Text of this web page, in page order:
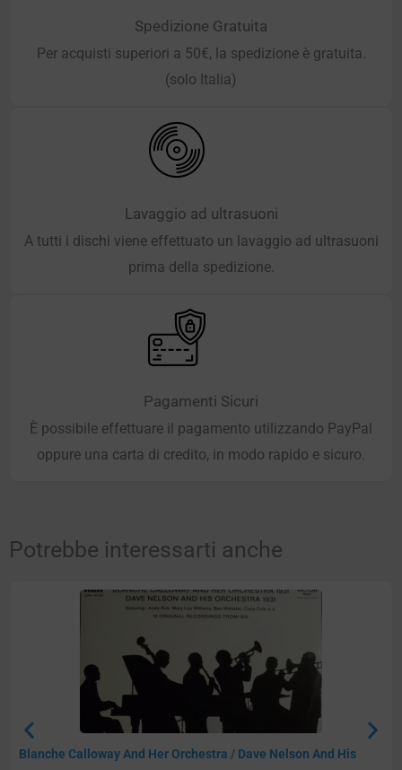
Spedizione Gratuita
Per acquisti superiori a 50€, la spedizione è gratuita.
(solo Italia)
Lavaggio ad ultrasuoni
A tutti i dischi viene effettuato un lavaggio ad ultrasuoni
prima della spedizione.
Pagamenti Sicuri
È possibile effettuare il pagamento utilizzando PayPal
oppure una carta di credito, in modo rapido e sicuro.
Potrebbe interessarti anche
Blanche Calloway And Her Orchestra / Dave Nelson And His